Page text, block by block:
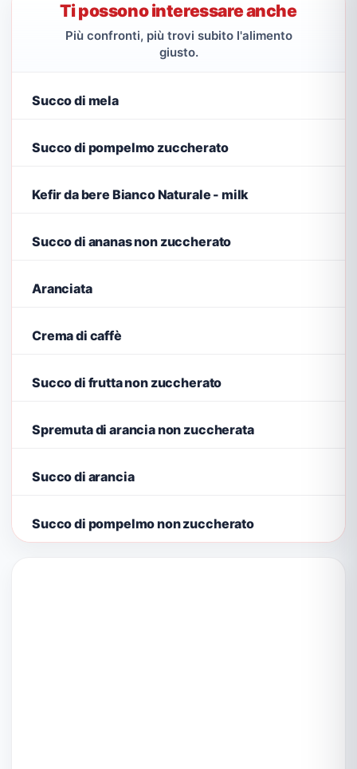
Ti possono interessare anche
Più confronti, più trovi subito l'alimento
giusto.
Succo di mela
Succo di pompelmo zuccherato
Kefir da bere Bianco Naturale - milk
Succo di ananas non zuccherato
Aranciata
Crema di caffè
Succo di frutta non zuccherato
Spremuta di arancia non zuccherata
Succo di arancia
Succo di pompelmo non zuccherato